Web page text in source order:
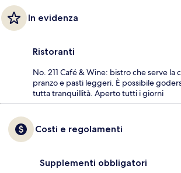
In evidenza
Ristoranti
No. 211 Café & Wine: bistro che serve la
pranzo e pasti leggeri. È possibile
tutta tranquillità. Aperto tutti i giorni
Costi e regolamenti
Supplementi obbligatori